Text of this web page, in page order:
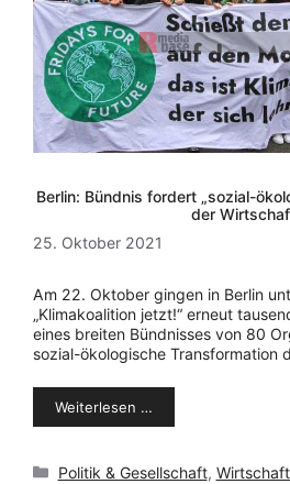
Berlin: Bündnis fordert „sozial-
der
25. Oktober 2021
Am 22. Oktober gingen in Berlin
„Klimakoalition jetzt!“ erneut
eines breiten Bündnisses von 80
sozial-ökologische Transformation
Weiterlesen …
Kategorien
Politik & Gesellschaft,